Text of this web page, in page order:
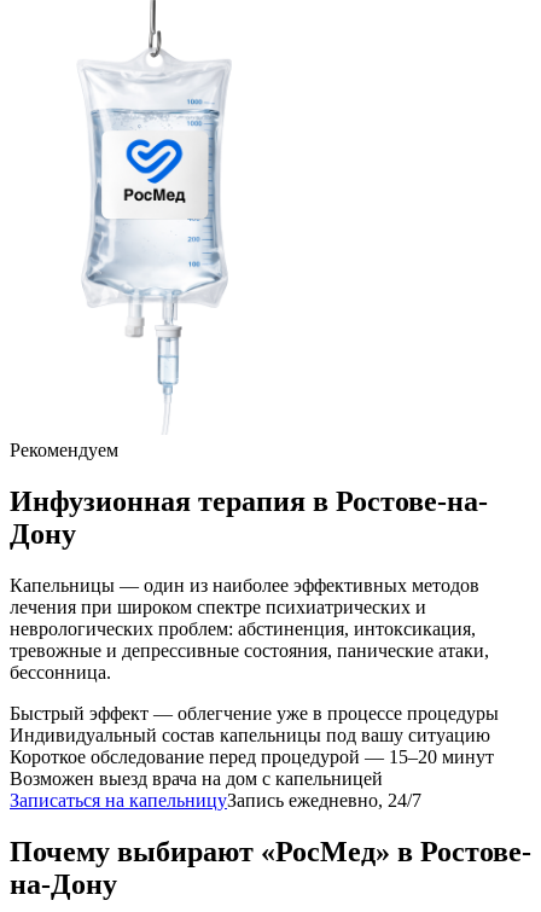
Рекомендуем
Инфузионная терапия в Ростове-на-
Дону
Капельницы — один из наиболее эффективных методов
лечения при широком спектре психиатрических и
неврологических проблем: абстиненция, интоксикация,
тревожные и депрессивные состояния, панические атаки,
бессонница.
Быстрый эффект — облегчение уже в процессе процедуры
Индивидуальный состав капельницы под вашу ситуацию
Короткое обследование перед процедурой — 15–20 минут
Возможен выезд врача на дом с капельницей
Записаться на капельницуЗапись ежедневно, 24/7
Почему выбирают «РосМед» в Ростове-
на-Дону